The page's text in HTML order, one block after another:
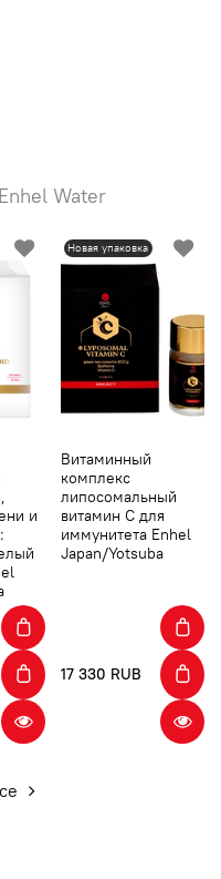
Enhel Water
и
Новая упаковка
Витаминный
комплекс
липосомальный
витамин С для
иммунитета Enhel
Japan/Yotsuba
17 330 RUB